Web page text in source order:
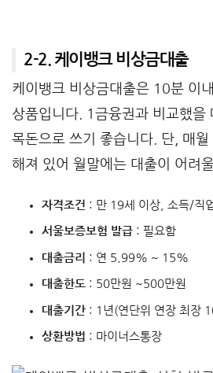
2-2. 케이뱅크 비상금대출
케이뱅크 비상금대출은 10분 이
상품입니다. 1금융권과 비교했을
목돈으로 쓰기 좋습니다. 단, 매
해져 있어 월말에는 대출이 어려
자격조건 : 만 19세 이상, 소득/직
서울보증보험 발급: 필요함
대출금리 : 연 5.99% ~ 15%
대출한도: 50만원 ~500만원
대출기간: 1년(연단위 연장 최장
상환방법 : 마이너스통장